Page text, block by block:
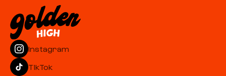
Instagram
TikTok